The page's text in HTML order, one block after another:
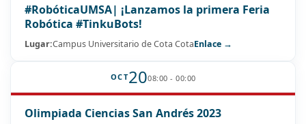
#RobóticaUMSA| ¡Lanzamos la primera Feria
Robótica #TinkuBots!
Lugar:Campus Universitario de Cota CotaEnlace →
OCT2008:00 - 00:00
Olimpiada Ciencias San Andrés 2023